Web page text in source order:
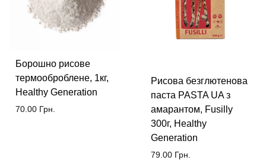
Борошно рисове
термооброблене, 1кг,
Healthy Generation
70.00 Грн.
Рисова безглютенова
паста PASTA UA з
амарантом, Fusilly
300г, Healthy
Generation
79.00 Грн.